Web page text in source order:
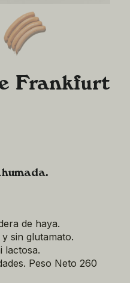
Frankfurt
de haya.
sin glutamato.
lactosa.
Peso Neto 260